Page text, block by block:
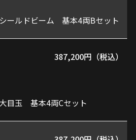
ルドビーム 基本4両Bセット
387,200円（税込）
玉 基本4両Cセット